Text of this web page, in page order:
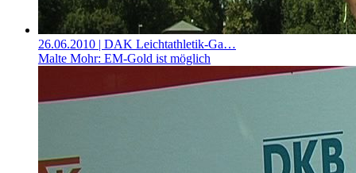
26.06.2010 | DAK Leichtathletik-Ga…
Malte Mohr: EM-Gold ist möglich